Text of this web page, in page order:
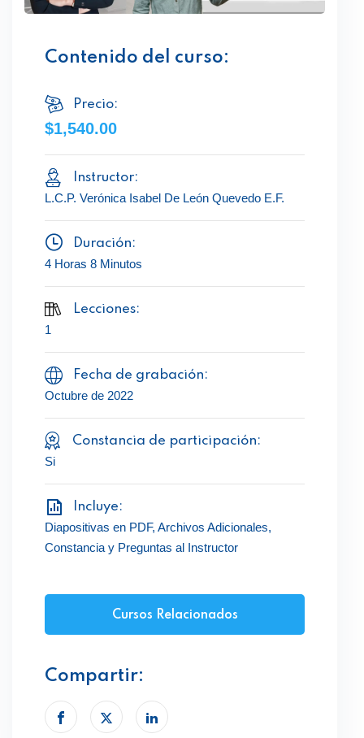
Contenido del curso:
Precio:
$1,540.00
Instructor:
L.C.P. Verónica Isabel De León Quevedo E.F.
Duración:
4 Horas 8 Minutos
Lecciones:
1
Fecha de grabación:
Octubre de 2022
Constancia de participación:
Si
Incluye:
Diapositivas en PDF, Archivos Adicionales,
Constancia y Preguntas al Instructor
Cursos Relacionados
Compartir: